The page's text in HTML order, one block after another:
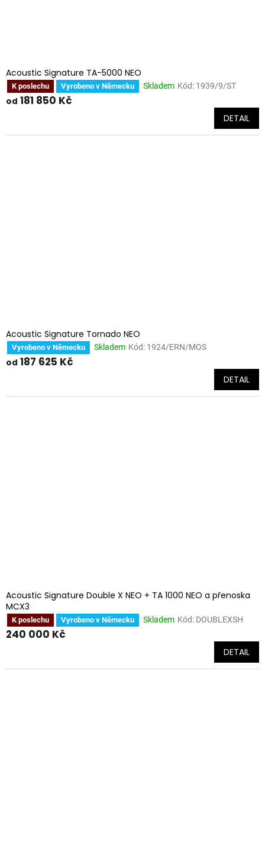
Acoustic Signature TA-5000 NEO
K poslechu Vyrobeno v Německu Skladem Kód: 1939/9/ST
od 181 850 Kč
DETAIL
Acoustic Signature Tornado NEO
Vyrobeno v Německu Skladem Kód: 1924/ERN/MOS
od 187 625 Kč
DETAIL
Acoustic Signature Double X NEO + TA 1000 NEO a přenoska
MCX3
K poslechu Vyrobeno v Německu Skladem Kód: DOUBLEXSH
240 000 Kč
DETAIL